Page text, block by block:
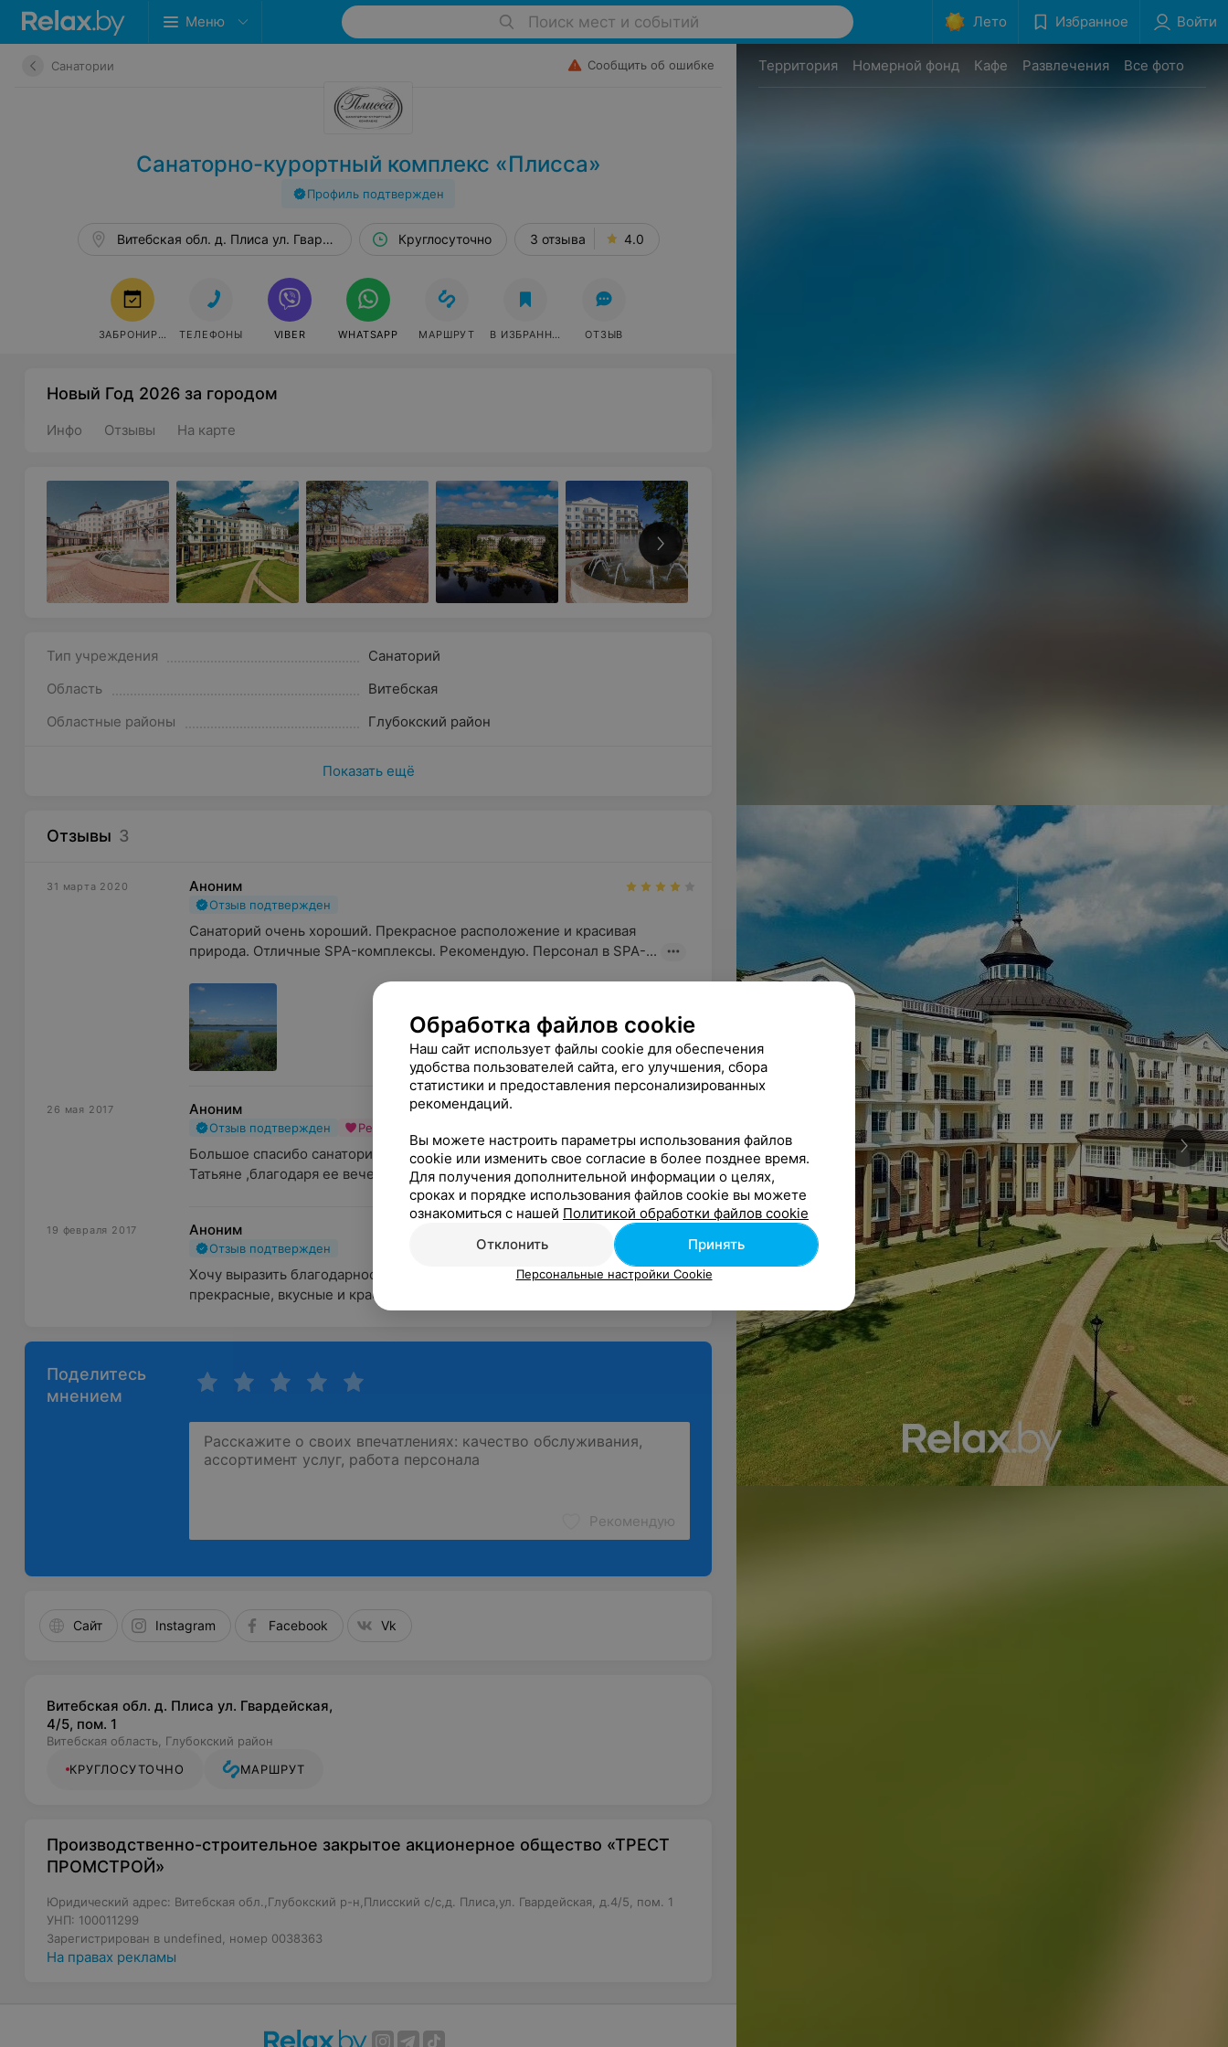
Меню Поиск мест и событий Лето Избранное Войти
Санатории Сообщить об ошибке
Санаторно-курортный комплекс «Плисса»
Профиль подтвержден
Витебская обл. д. Плиса ул. Гвардейская, 4/5, пом. 1
Круглосуточно 3 отзыва 4.0
ЗАБРОНИРОВАТЬТЕЛЕФОНЫ VIBER WHATSAPP МАРШРУТ В ИЗБРАННОЕ ОТЗЫВ
Новый Год 2026 за городом
Инфо Отзывы На карте
Тип учреждения
Санаторий
Область
Витебская
Областные районы
Глубокский район
Показать ещё
Отзывы 3
31 марта 2020 Аноним
Отзыв подтвержден
Санаторий очень хороший. Прекрасное расположение и красивая
природа. Отличные SPA-комплексы. Рекомендую. Персонал в SPA-...
26 мая 2017 Аноним
Отзыв подтвержден Рекомендую
Большое спасибо санаторию Плиса. Особая благодарность культработнику
Татьяне ,благодаря ее вечерам царила веселая, друже...
19 февраля 2017 Аноним
Отзыв подтвержден
Хочу выразить благодарность шеф повару Дмитрию Александровичу за
прекрасные, вкусные и красивые блюда, которые каждый ра...
Поделитесь
мнением
Рекомендую
Сайт Instagram Facebook Vk
Витебская обл. д. Плиса ул. Гвардейская,
4/5, пом. 1
Витебская область, Глубокский район
КРУГЛОСУТОЧНО
МАРШРУТ
Производственно-строительное закрытое акционерное общество «ТРЕСТ
ПРОМСТРОЙ»
Юридический адрес: Витебская обл.,Глубокский р-н,Плисский с/с,д. Плиса,ул. Гвардейская, д.4/5, пом. 1
УНП: 100011299
Зарегистрирован в undefined, номер 0038363
На правах рекламы
Территория Номерной фонд Кафе Развлечения Все фото
Обработка файлов cookie
Наш сайт использует файлы cookie для обеспечения
удобства пользователей сайта, его улучшения, сбора
статистики и предоставления персонализированных
рекомендаций.
Вы можете настроить параметры использования файлов
cookie или изменить свое согласие в более позднее время.
Для получения дополнительной информации о целях,
сроках и порядке использования файлов cookie вы можете
ознакомиться с нашей Политикой обработки файлов cookie
Отклонить
Принять
Персональные настройки Cookie